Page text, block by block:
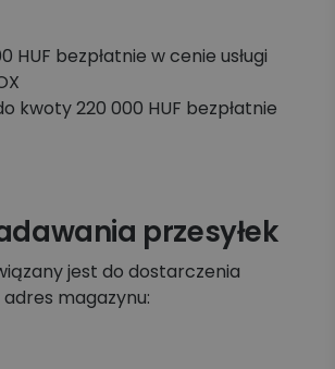
HUF bezpłatnie w cenie usługi
kwoty 220 000 HUF bezpłatnie
przesyłek
jest do dostarczenia
adres magazynu: